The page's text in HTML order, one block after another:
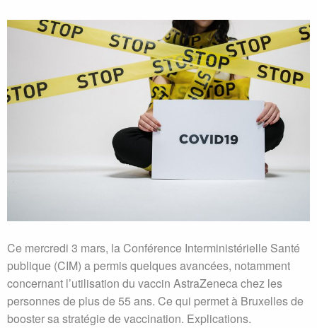
Ce mercredi 3 mars, la Conférence Interministérielle Santé
publique (CIM) a permis quelques avancées, notamment
concernant l’utilisation du vaccin AstraZeneca chez les
personnes de plus de 55 ans. Ce qui permet à Bruxelles de
booster sa stratégie de vaccination. Explications.